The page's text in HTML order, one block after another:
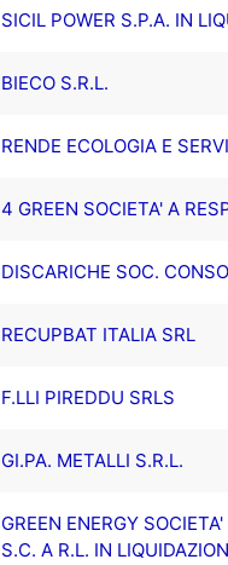
SICIL POWER S.P.A. IN
BIECO S.R.L.
RENDE ECOLOGIA E
4 GREEN SOCIETA' A
DISCARICHE SOC.
RECUPBAT ITALIA SRL
F.LLI PIREDDU SRLS
GI.PA. METALLI S.R.L.
GREEN ENERGY
S.C. A R.L. IN